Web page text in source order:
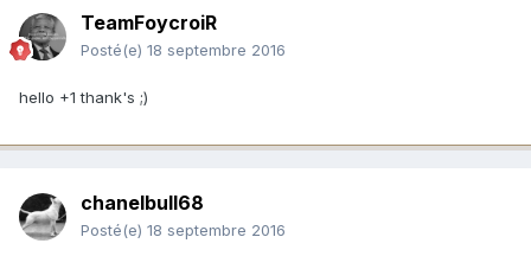
TeamFoycroiR
Posté(e) 18 septembre 2016
hello +1 thank's ;)
chanelbull68
Posté(e) 18 septembre 2016